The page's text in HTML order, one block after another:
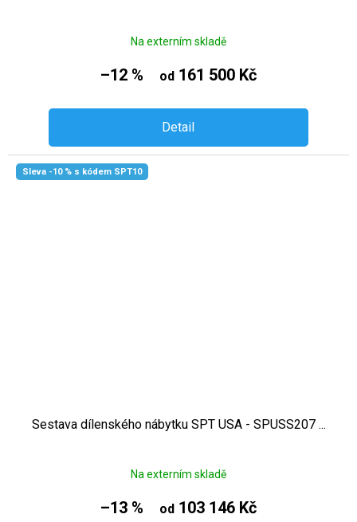
Na externím skladě
–12 % od 161 500 Kč
Detail
Sleva -10 % s kódem SPT10
Sestava dílenského nábytku SPT USA - SPUSS207 ...
Na externím skladě
–13 % od 103 146 Kč